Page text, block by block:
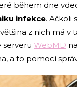
během dne
infekce. Ačkoli
z nich má
serveru WebMD
a to pomocí